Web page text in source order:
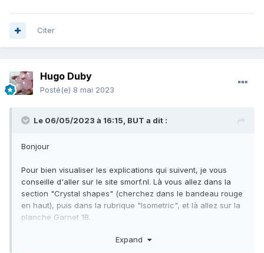
Citer
Hugo Duby
Posté(e) 8 mai 2023
Le 06/05/2023 à 16:15, BUT a dit :
Bonjour
Pour bien visualiser les explications qui suivent, je vous
conseille d'aller sur le site smorf.nl. Là vous allez dans la
section "Crystal shapes" (cherchez dans le bandeau rouge
en haut), puis dans la rubrique "Isometric", et là allez sur la
planche Garnet 1B.
Si par la pensée vous faites - sur chaque arête d'un
Expand